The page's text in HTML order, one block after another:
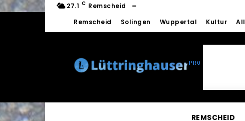
27.1 C Remscheid
Remscheid
Solingen Wuppertal Kultur
REMSCHEID